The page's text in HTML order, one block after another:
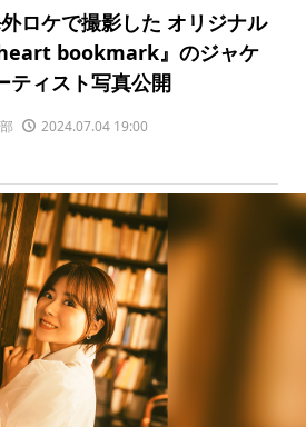
ロケで撮影した オリジナル
bookmark』のジャケ
ティスト写真公開
2024.07.04 19:00